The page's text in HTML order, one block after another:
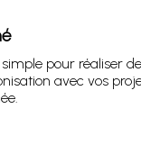
pour réaliser
avec vos